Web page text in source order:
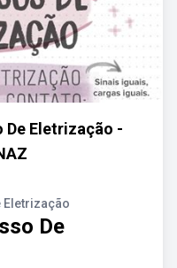
De Eletrização -
Eletrização
De